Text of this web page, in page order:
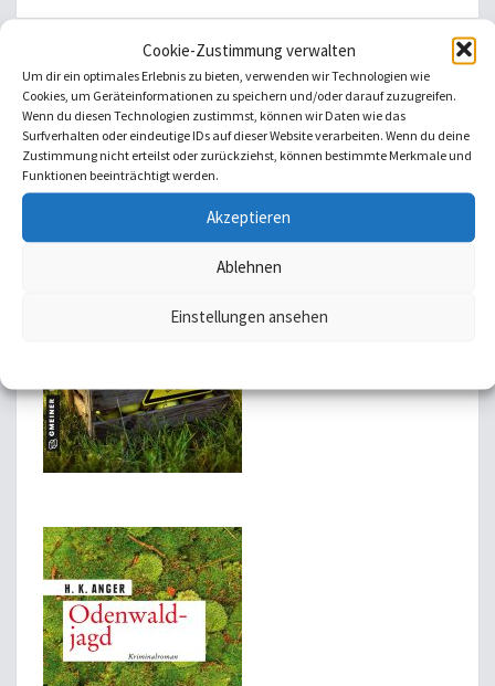
Cookie-Zustimmung verwalten
Um dir ein optimales Erlebnis zu bieten, verwenden wir Technologien wie
Cookies, um Geräteinformationen zu speichern und/oder darauf zuzugreifen.
Wenn du diesen Technologien zustimmst, können wir Daten wie das
Surfverhalten oder eindeutige IDs auf dieser Website verarbeiten. Wenn du deine
Zustimmung nicht erteilst oder zurückziehst, können bestimmte Merkmale und
Funktionen beeinträchtigt werden.
Akzeptieren
Ablehnen
Einstellungen ansehen
MEINE ODENWALDKRIMIS